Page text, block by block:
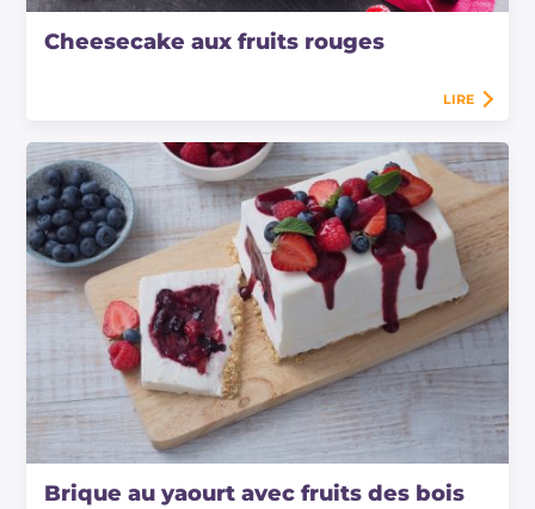
Cheesecake aux fruits rouges
LIRE
Brique au yaourt avec fruits des bois